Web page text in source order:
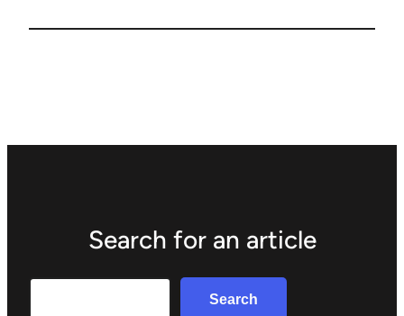
Search for an article
Search